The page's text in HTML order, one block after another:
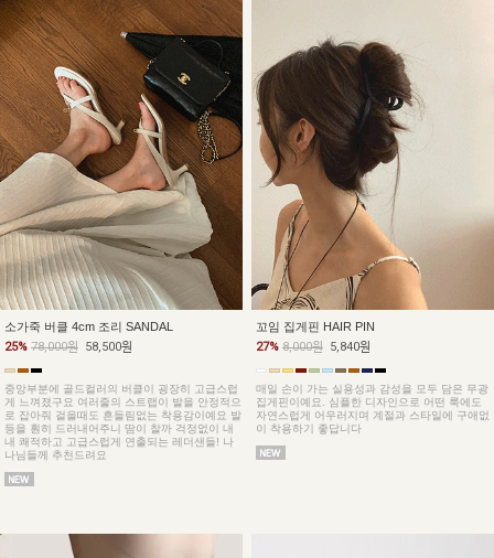
소가죽 버클 4cm 조리 SANDAL
25% 78,000원 58,500원
중앙부분에 골드컬러의 버클이 굉장히 고급스럽
게 느껴졌구요 여러줄의 스트랩이 발을 안정적으
로 잡아줘 걸을때도 흔들림없는 착용감이예요 발
등을 훤히 드러내어주니 땀이 찰까 걱정없이 내
내 쾌적하고 고급스럽게 연출되는 레더샌들! 나
나님들께 추천드려요
꼬임 집게핀 HAIR PIN
27% 8,000원 5,840원
매일 손이 가는 실용성과 감성을 모두 담은 무광
집게핀이예요. 심플한 디자인으로 어떤 룩에도
자연스럽게 어우러지며 계절과 스타일에 구애없
이 착용하기 좋답니다